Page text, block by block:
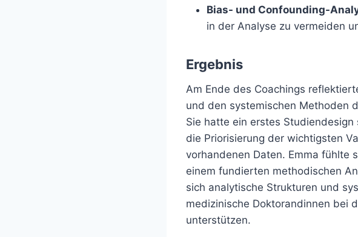
Bias- und Confounding-
in der Analyse zu vermeiden
Ergebnis
Am Ende des Coachings
und den systemischen Methoden
Sie hatte ein erstes
die Priorisierung der wichtigsten
vorhandenen Daten. Emma fühlte
einem fundierten methodischen
sich analytische Strukturen und
medizinische Doktorandinnen bei
unterstützen.